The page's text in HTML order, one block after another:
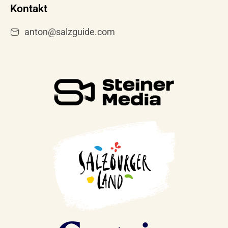
Kontakt
anton@salzguide.com